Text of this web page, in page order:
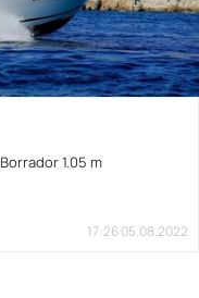
Borrador 1.05 m
17:26 05.08.2022